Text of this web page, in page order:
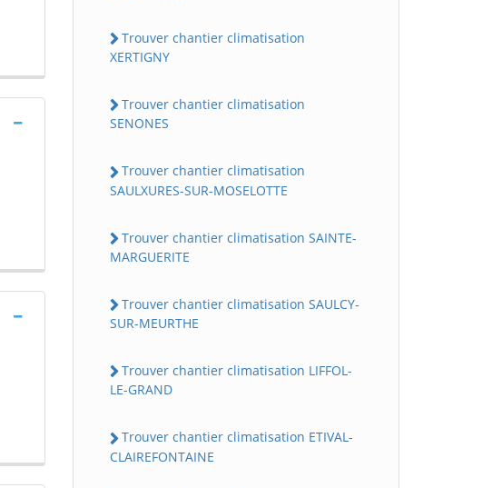
Trouver chantier climatisation
XERTIGNY
Trouver chantier climatisation
SENONES
Trouver chantier climatisation
SAULXURES-SUR-MOSELOTTE
Trouver chantier climatisation SAINTE-
MARGUERITE
Trouver chantier climatisation SAULCY-
SUR-MEURTHE
Trouver chantier climatisation LIFFOL-
LE-GRAND
Trouver chantier climatisation ETIVAL-
CLAIREFONTAINE